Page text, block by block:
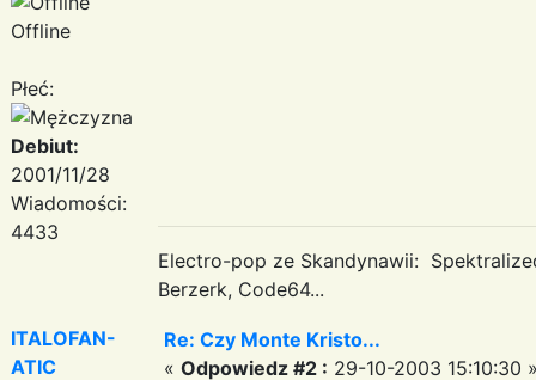
Offline
Płeć:
Debiut:
2001/11/28
Wiadomości:
4433
Electro-pop ze Skandynawii:
Berzerk, Code64...
ITALOFAN-
ATIC
Re: Czy Monte Kristo...
« Odpowiedz #2 : 29-10-2003 15:10:30